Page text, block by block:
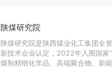
陕煤研究院
陕煤研究院是陕西煤业化工集团全
新技术企业认定，2022年入围国家
煤制精细化学品、高端聚合物、新